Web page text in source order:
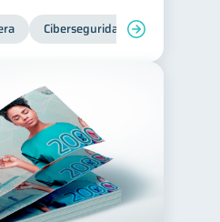
Ciberseguridad